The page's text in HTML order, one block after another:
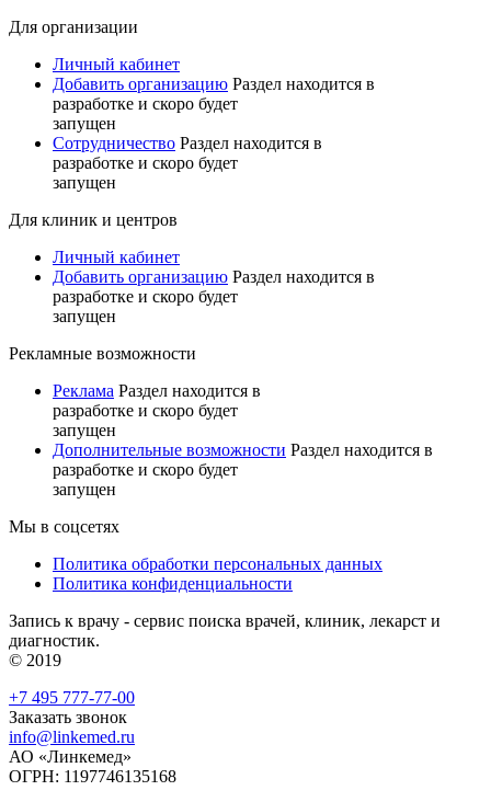
Для организации
Личный кабинет
Добавить организацию Раздел находится в
разработке и скоро будет
запущен
Сотрудничество Раздел находится в
разработке и скоро будет
запущен
Для клиник и центров
Личный кабинет
Добавить организацию Раздел находится в
разработке и скоро будет
запущен
Рекламные возможности
Реклама Раздел находится в
разработке и скоро будет
запущен
Дополнительные возможности Раздел находится в
разработке и скоро будет
запущен
Мы в соцсетях
Политика обработки персональных данных
Политика конфиденциальности
Запись к врачу - сервис поиска врачей, клиник, лекарст и
диагностик.
© 2019
+7 495 777-77-00
Заказать звонок
info@linkemed.ru
АО «Линкемед»
ОГРН: 1197746135168